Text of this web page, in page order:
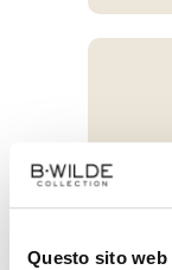
Questo sito
Share